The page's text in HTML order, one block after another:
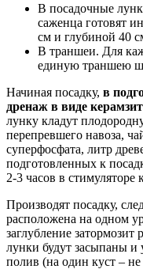
В посадочные
саженца готовят
см и глубиной 40
В траншеи. Для
единую траншею
Начиная посадку, в
дренаж в виде
лунку кладут
перепревшего навоза,
суперфосфата, литр
подготовленных к
2-3 часов в стимуляторе
Производят посадку,
расположена на одном
заглубление затормозит
лунки будут засыпаны и
полив (на один куст –